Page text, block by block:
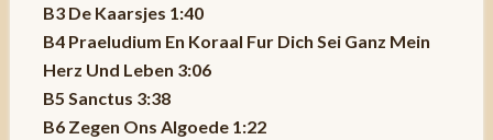
B3 De Kaarsjes 1:40
B4 Praeludium En Koraal Fur Dich Sei Ganz Mein
Herz Und Leben 3:06
B5 Sanctus 3:38
B6 Zegen Ons Algoede 1:22